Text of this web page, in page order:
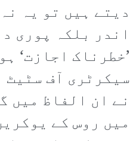
دیتے ہیں تو یہ
اندر بلکہ پوری
’خطرناک اجازت‘
سیکرٹری آف
نے ان الفاظ میں
میں روس کے